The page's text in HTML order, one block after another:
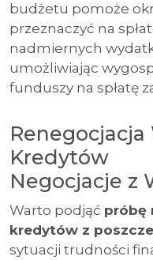
budżetu pomoże
przeznaczyć na
nadmiernych
umożliwiając
funduszy na spłatę
Kredytów
Negocjacje z
Warto podjąć próbę
kredytów z
sytuacji trudności